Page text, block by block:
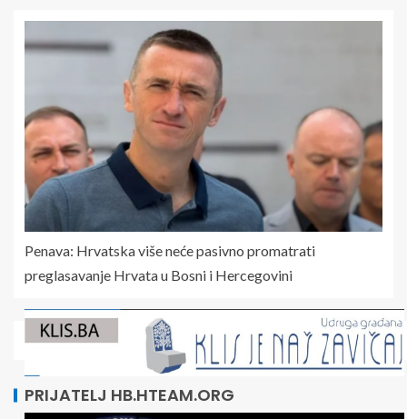
Penava: Hrvatska više neće pasivno promatrati
preglasavanje Hrvata u Bosni i Hercegovini
PRIJATELJ HB.HTEAM.ORG